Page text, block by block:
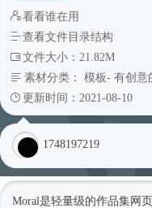
看看谁在用
查看文件目录结构
文件大小：21.82M
素材分类： 模板- 有创意
更新时间：2021-08-10
1748197219
Moral是轻量级的作品集网